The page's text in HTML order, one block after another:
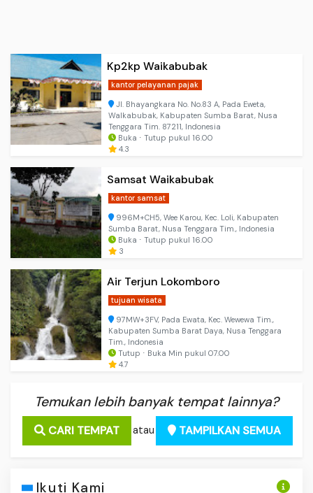
Kp2kp Waikabubak
kantor pelayanan pajak
Jl. Bhayangkara No. No.83 A, Pada Eweta,
Walkabubak, Kabupaten Sumba Barat, Nusa
Tenggara Tim. 87211, Indonesia
Buka ⋅ Tutup pukul 16.00
4.3
Samsat Waikabubak
kantor samsat
996M+CH5, Wee Karou, Kec. Loli, Kabupaten
Sumba Barat, Nusa Tenggara Tim., Indonesia
Buka ⋅ Tutup pukul 16.00
3
Air Terjun Lokomboro
tujuan wisata
97MW+3FV, Pada Ewata, Kec. Wewewa Tim.,
Kabupaten Sumba Barat Daya, Nusa Tenggara
Tim., Indonesia
Tutup ⋅ Buka Min pukul 07.00
4.7
Temukan lebih banyak tempat lainnya?
CARI TEMPAT atau TAMPILKAN SEMUA
Ikuti Kami